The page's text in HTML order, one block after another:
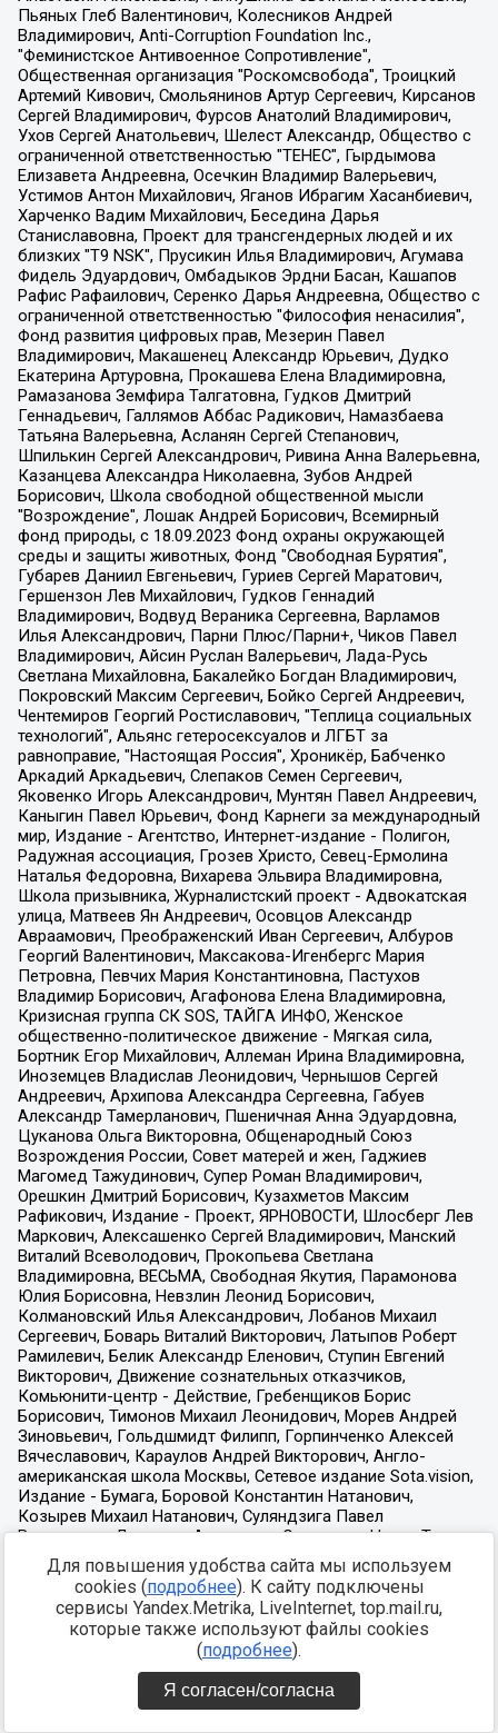
Для повышения удобства сайта мы используем
cookies (подробнее). К сайту подключены
сервисы Yandex.Metrika, LiveInternet, top.mail.ru,
которые также используют файлы cookies
(подробнее).
Я согласен/согласна